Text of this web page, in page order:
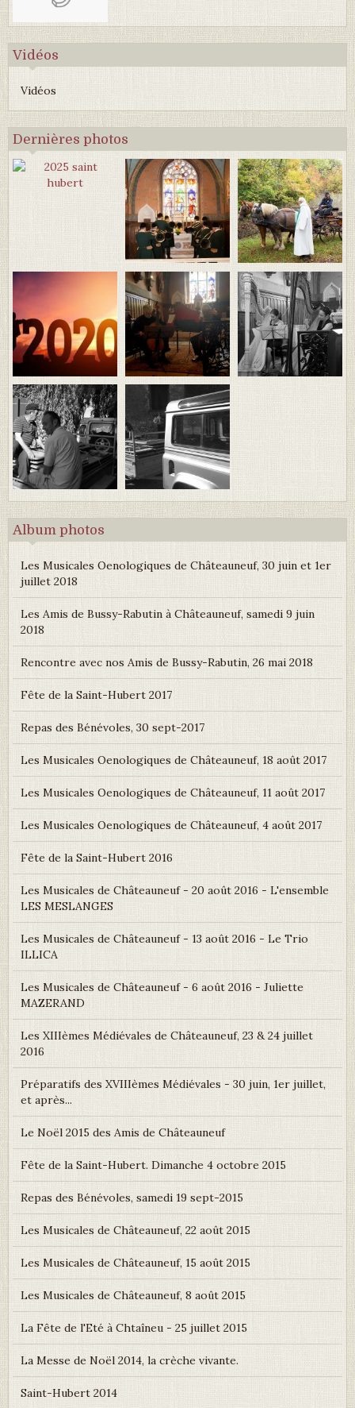
Vidéos
Vidéos
Dernières photos
Album photos
Les Musicales Oenologiques de Châteauneuf, 30 juin et 1er
juillet 2018
Les Amis de Bussy-Rabutin à Châteauneuf, samedi 9 juin
2018
Rencontre avec nos Amis de Bussy-Rabutin, 26 mai 2018
Fête de la Saint-Hubert 2017
Repas des Bénévoles, 30 sept-2017
Les Musicales Oenologiques de Châteauneuf, 18 août 2017
Les Musicales Oenologiques de Châteauneuf, 11 août 2017
Les Musicales Oenologiques de Châteauneuf, 4 août 2017
Fête de la Saint-Hubert 2016
Les Musicales de Châteauneuf - 20 août 2016 - L'ensemble
LES MESLANGES
Les Musicales de Châteauneuf - 13 août 2016 - Le Trio
ILLICA
Les Musicales de Châteauneuf - 6 août 2016 - Juliette
MAZERAND
Les XIIIèmes Médiévales de Châteauneuf, 23 & 24 juillet
2016
Préparatifs des XVIIIèmes Médiévales - 30 juin, 1er juillet,
et après...
Le Noël 2015 des Amis de Châteauneuf
Fête de la Saint-Hubert. Dimanche 4 octobre 2015
Repas des Bénévoles, samedi 19 sept-2015
Les Musicales de Châteauneuf, 22 août 2015
Les Musicales de Châteauneuf, 15 août 2015
Les Musicales de Châteauneuf, 8 août 2015
La Fête de l'Eté à Chtaîneu - 25 juillet 2015
La Messe de Noël 2014, la crèche vivante.
Saint-Hubert 2014